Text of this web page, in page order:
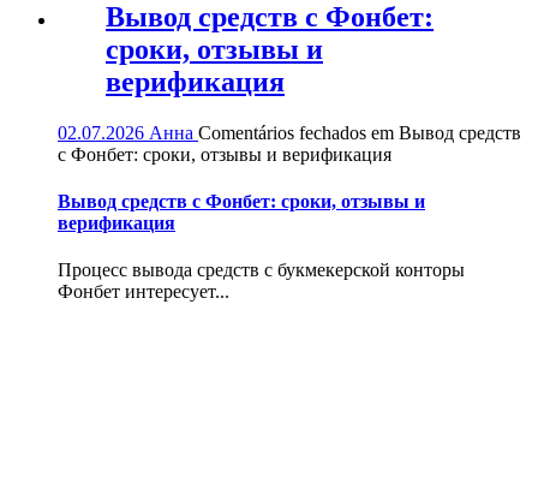
Вывод средств с Фонбет:
сроки, отзывы и
верификация
02.07.2026 Анна Comentários fechados em Вывод средств
с Фонбет: сроки, отзывы и верификация
Вывод средств с Фонбет: сроки, отзывы и
верификация
Процесс вывода средств с букмекерской конторы
Фонбет интересует...